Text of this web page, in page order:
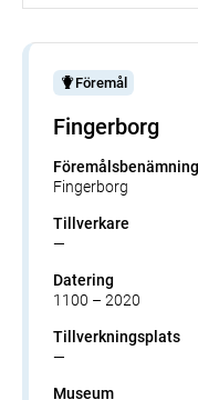
Föremål
Fingerborg
Föremålsbenämning
Fingerborg
Tillverkare
—
Datering
1100 – 2020
Tillverkningsplats
—
Museum